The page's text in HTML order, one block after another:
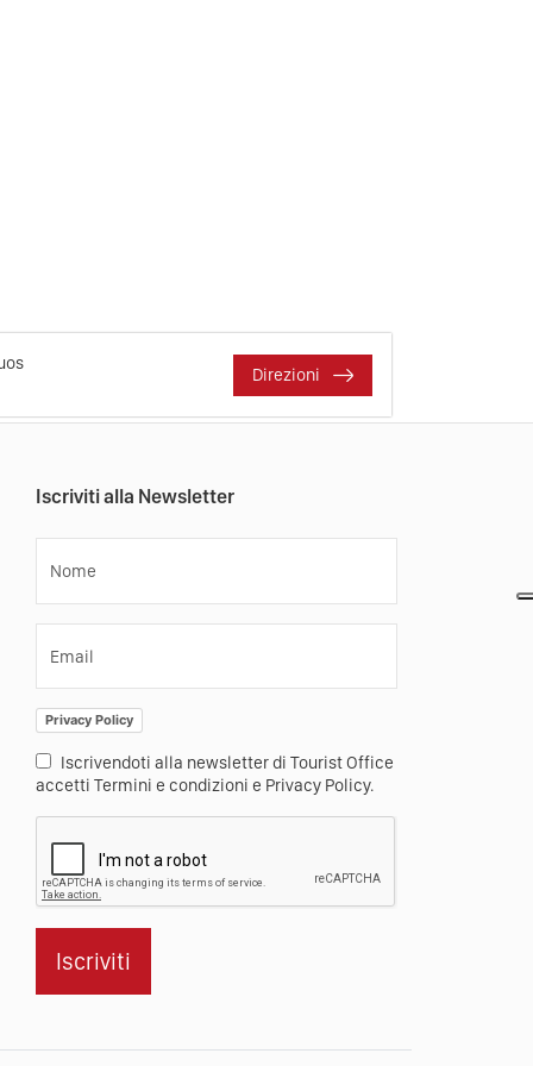
Direzioni
Iscriviti alla Newsletter
Nome
Email
Privacy Policy
Iscrivendoti alla newsletter di Tourist Office
accetti Termini e condizioni e Privacy Policy.
Iscriviti